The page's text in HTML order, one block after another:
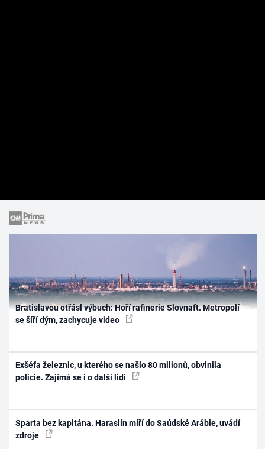
Bratislavou otřásl výbuch: Hoří rafinerie Slovnaft. Metropolí
se šíří dým, zachycuje video
Exšéfa železnic, u kterého se našlo 80 milionů, obvinila
policie. Zajímá se i o další lidi
Sparta bez kapitána. Haraslín míří do Saúdské Arábie, uvádí
zdroje